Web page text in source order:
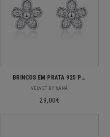
BRINCOS EM PRATA 925 PRATEADOS FLOR COM ZIRCONIAS
Fornecedor:
VELVET BY NANÁ
Preço
29,00€